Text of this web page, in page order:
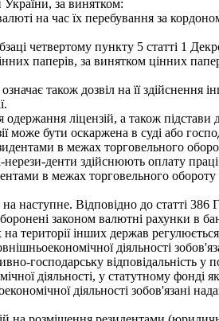
за винятком:
на час їх перебування за
четвертому пункту 5 статті 1
паперів, за винятком цінних
означає також дозвіл на її
ліцензій, а також
може бути оскаржена в суді або
в межах торговельного
денти здійснюють оплату
в межах торговельного
наступне. Відповідно до статті 386
законом валютні рахунки в
території інших держав
діяльності
господарську відповідальність
діяльності, у статутному фонді
діяльності зобов'язані